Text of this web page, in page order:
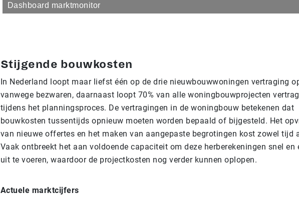
Dashboard marktmonitor
Stijgende bouwkosten
In Nederland loopt maar liefst één op de drie nieuwbouwwoningen vertraging
vanwege bezwaren, daarnaast loopt 70% van alle woningbouwprojecten
tijdens het planningsproces. De vertragingen in de woningbouw betekenen dat
bouwkosten tussentijds opnieuw moeten worden bepaald of bijgesteld. Het
van nieuwe offertes en het maken van aangepaste begrotingen kost zowel tijd
Vaak ontbreekt het aan voldoende capaciteit om deze herberekeningen snel
uit te voeren, waardoor de projectkosten nog verder kunnen oplopen.
Actuele marktcijfers